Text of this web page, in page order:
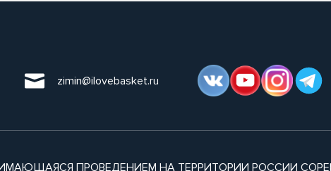
zimin@ilovebasket.ru
ПРОВЕДЕНИЕМ НА ТЕРРИТОРИИ РОССИИ